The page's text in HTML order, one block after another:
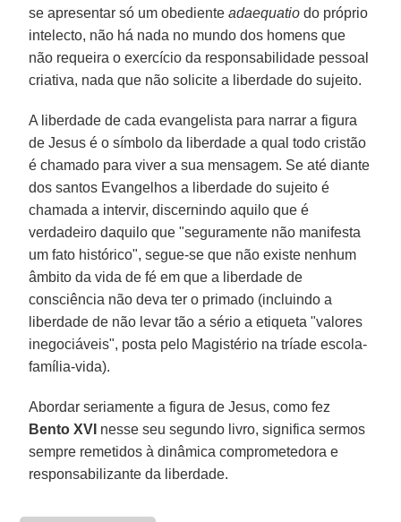
se apresentar só um obedienteadaequatio do próprio
intelecto, não há nada no mundo dos homens que
não requeira o exercício da responsabilidade pessoal
criativa, nada que não solicite a liberdade do sujeito.
A liberdade de cada evangelista para narrar a figura
de Jesus é o símbolo da liberdade a qual todo cristão
é chamado para viver a sua mensagem. Se até diante
dos santos Evangelhos a liberdade do sujeito é
chamada a intervir, discernindo aquilo que é
verdadeiro daquilo que "seguramente não manifesta
um fato histórico", segue-se que não existe nenhum
âmbito da vida de fé em que a liberdade de
consciência não deva ter o primado (incluindo a
liberdade de não levar tão a sério a etiqueta "valores
inegociáveis", posta pelo Magistério na tríade escola-
família-vida).
Abordar seriamente a figura de Jesus, como fez
Bento XVI nesse seu segundo livro, significa sermos
sempre remetidos à dinâmica comprometedora e
responsabilizante da liberdade.